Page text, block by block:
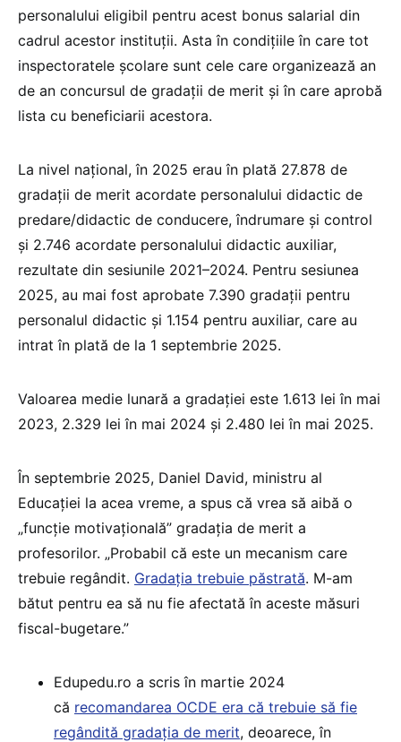
personalului eligibil pentru acest bonus salarial din
cadrul acestor instituții. Asta în condițiile în care tot
inspectoratele școlare sunt cele care organizează an
de an concursul de gradații de merit și în care aprobă
lista cu beneficiarii acestora.
La nivel național, în 2025 erau în plată 27.878 de
gradații de merit acordate personalului didactic de
predare/didactic de conducere, îndrumare și control
și 2.746 acordate personalului didactic auxiliar,
rezultate din sesiunile 2021–2024. Pentru sesiunea
2025, au mai fost aprobate 7.390 gradații pentru
personalul didactic și 1.154 pentru auxiliar, care au
intrat în plată de la 1 septembrie 2025.
Valoarea medie lunară a gradației este 1.613 lei în mai
2023, 2.329 lei în mai 2024 și 2.480 lei în mai 2025.
În septembrie 2025, Daniel David, ministru al
Educației la acea vreme, a spus că vrea să aibă o
„funcție motivațională” gradația de merit a
profesorilor. „Probabil că este un mecanism care
trebuie regândit. Gradația trebuie păstrată. M-am
bătut pentru ea să nu fie afectată în aceste măsuri
fiscal-bugetare.”
Edupedu.ro a scris în martie 2024
că recomandarea OCDE era că trebuie să fie
regândită gradația de merit, deoarece, în